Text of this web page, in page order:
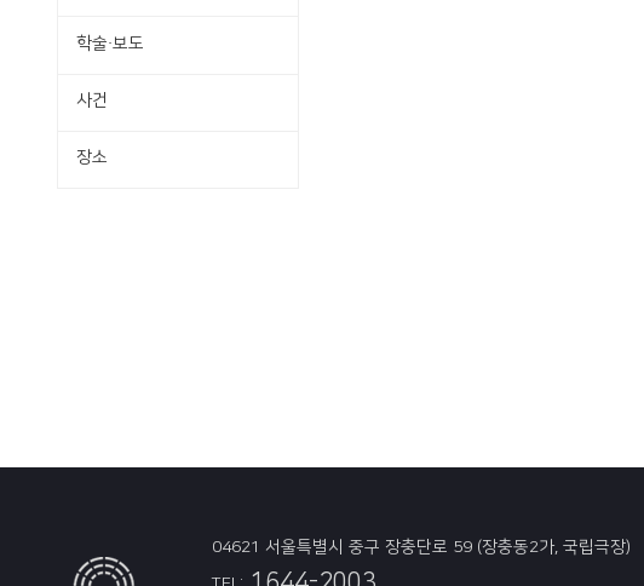
학술·보도
사건
장소
04621 서울특별시 중구 장충단로 59 (장충동2가, 국립극장)